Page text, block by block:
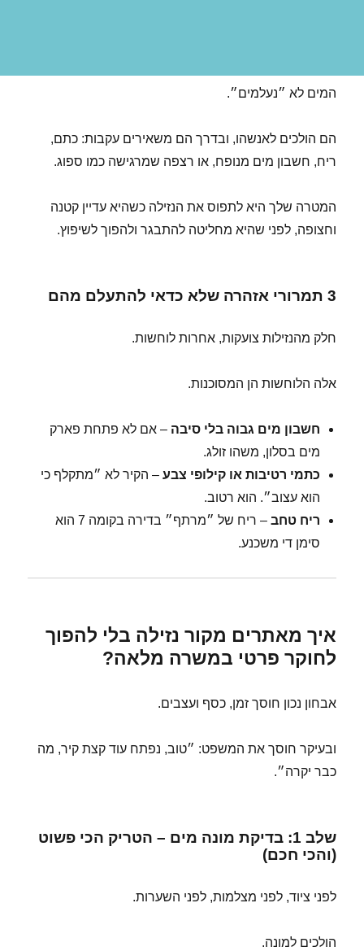
המים לא ״נעלמים״.
הם הולכים לאנשהו, ובדרך הם משאירים עקבות: כתם,
ריח, חשבון מים מנופח, או רצפה שמרגישה כמו ספוג.
המטרה שלך היא לתפוס את הנזילה כשהיא עדיין קטנה
וחצופה, לפני שהיא מחליטה להתבגר ולהפוך לשיפוץ.
3 תמרורי אזהרה שלא כדאי להתעלם מהם
חלק מהנזילות צועקות, אחרות לוחשות.
אלה הלוחשות הן המסוכנות.
חשבון מים גבוה בלי סיבה – אם לא פתחת פארק
מים בסלון, משהו זולג.
כתמי רטיבות או קילופי צבע – הקיר לא ״מתקלף כי
הוא עצוב״. הוא רטוב.
ריח טחב
– ריח של ״מרתף״ בדירה בקומה 7 הוא
סימן די משכנע.
איך מאתרים מקור נזילה בלי להפוך
לחוקר פרטי במשרה מלאה?
אבחון נכון חוסך זמן, כסף ועצבים.
ובעיקר חוסך את המשפט: ״טוב, נפתח עוד קצת קיר, מה
כבר יקרה״.
שלב 1: בדיקת מונה מים – הטריק הכי פשוט
(והכי חכם)
לפני ציוד, לפני מצלמות, לפני השערות.
הולכים למונה.